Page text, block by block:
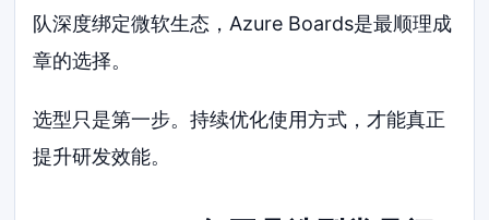
队深度绑定微软生态，Azure Boards是最顺理成
章的选择。
选型只是第一步。持续优化使用方式，才能真正
提升研发效能。